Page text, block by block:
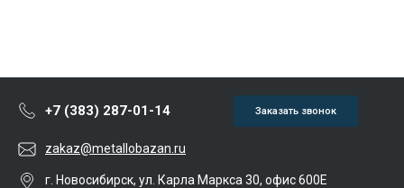
+7 (383) 287-01-14 Заказать звонок
zakaz@metallobazan.ru
г. Новосибирск, ул. Карла Маркса 30, офис 600Е